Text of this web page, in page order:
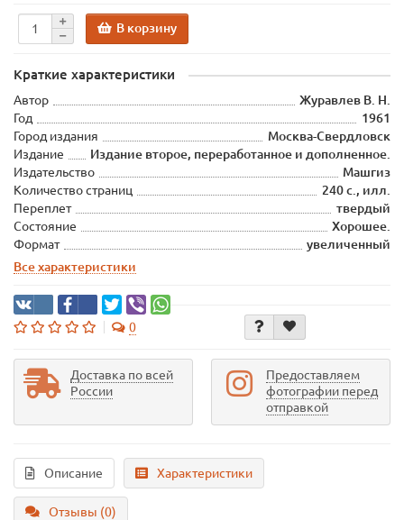
В корзину
Краткие характеристики
Автор
Журавлев В. Н.
Год
1961
Город издания
Москва-Свердловск
Издание
Издание второе, переработанное и дополненное.
Издательство
Машгиз
Количество страниц
240 с., илл.
Переплет
твердый
Состояние
Хорошее.
Формат
увеличенный
Все характеристики
0
Доставка по всей
России
Предоставляем
фотографии перед
отправкой
Описание Характеристики
Отзывы (0)